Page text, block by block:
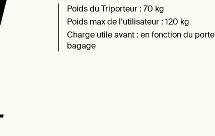
Poids du Triporteur : 70 kg
Poids max de l’utilisateur : 120 kg
Charge utile avant : en fonction du porte
bagage